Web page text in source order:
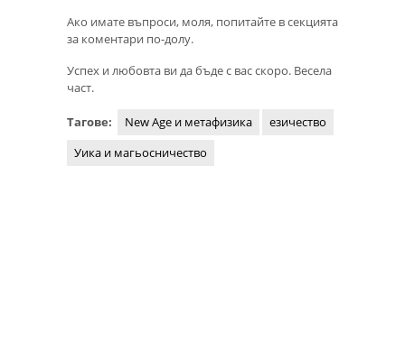
Ако имате въпроси, моля, попитайте в секцията
за коментари по-долу.
Успех и любовта ви да бъде с вас скоро. Весела
част.
Тагове: New Age и метафизика
езичество
Уика и магьосничество